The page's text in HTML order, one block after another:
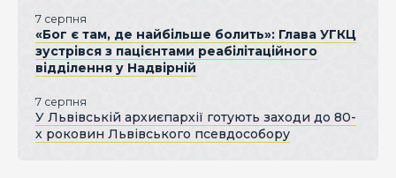
7 серпня
«Бог є там, де найбільше болить»: Глава УГКЦ
зустрівся з пацієнтами реабілітаційного
відділення у Надвірній
7 серпня
У Львівській архиєпархії готують заходи до 80-
х роковин Львівського псевдособору